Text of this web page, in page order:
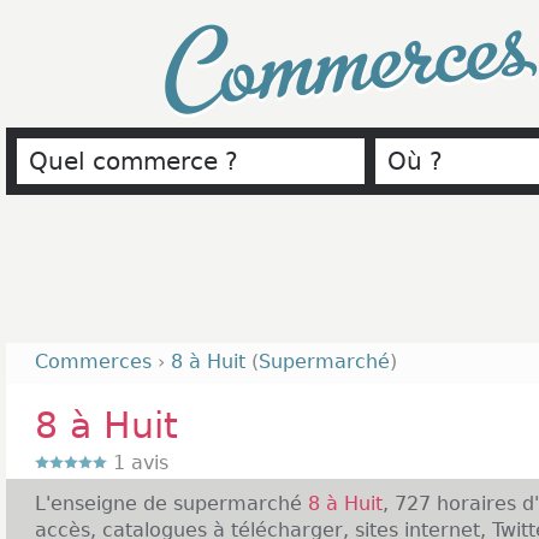
Commerces › 8 à Huit (Supermarché)
8 à Huit
1 avis
L'enseigne de supermarché 8 à Huit, 727 horaires
accès, catalogues à télécharger, sites internet,